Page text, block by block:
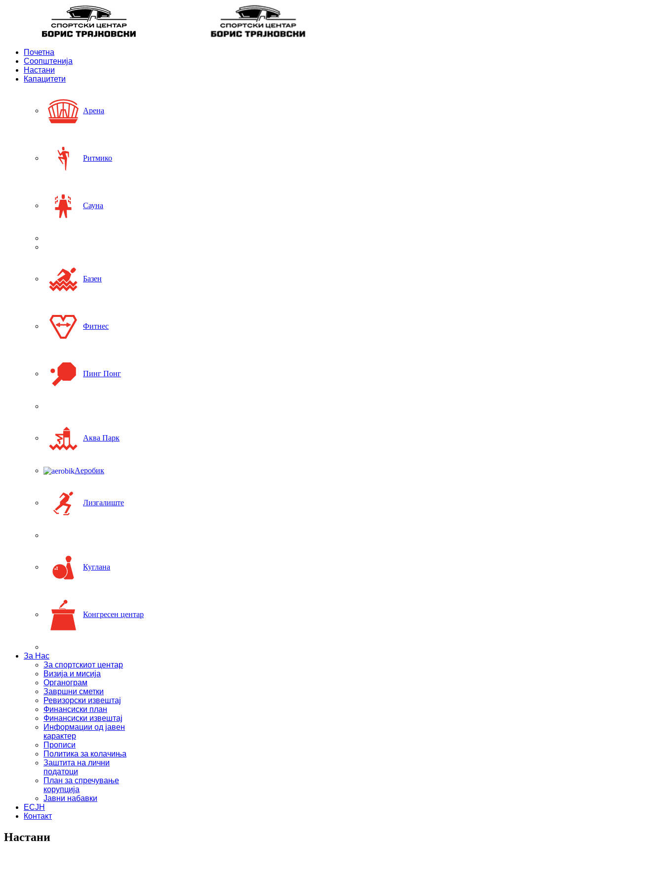
Почетна
Соопштенија
Настани
Капацитети
Арена
Ритмико
Сауна
Базен
Фитнес
Пинг Понг
Аква Парк
Аеробик
Лизгалиште
Куглана
Конгресен центар
За Нас
За спортскиот центар
Визија и мисија
Органограм
Завршни сметки
Ревизорски извештај
Финансиски план
Финансиски извештај
Информации од јавен
карактер
Прописи
Политика за колачиња
Заштита на лични
податоци
План за спречување
корупција
Јавни набавки
ЕСЈН
Контакт
Настани